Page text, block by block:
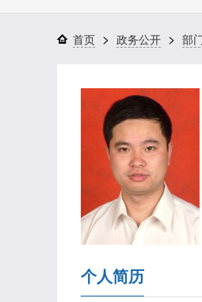
首页 > 政务公开 > 部
个人简历